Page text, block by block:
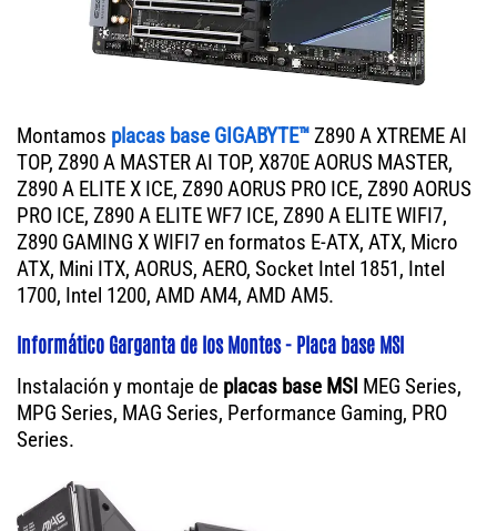
Montamos placas base GIGABYTE™Z890 A XTREME AI
TOP, Z890 A MASTER AI TOP, X870E AORUS MASTER,
Z890 A ELITE X ICE, Z890 AORUS PRO ICE, Z890 AORUS
PRO ICE, Z890 A ELITE WF7 ICE, Z890 A ELITE WIFI7,
Z890 GAMING X WIFI7 en formatos E-ATX, ATX, Micro
ATX, Mini ITX, AORUS, AERO, Socket Intel 1851, Intel
1700, Intel 1200, AMD AM4, AMD AM5.
Informático Garganta de los Montes - Placa base MSI
Instalación y montaje de placas base MSI MEG Series,
MPG Series, MAG Series, Performance Gaming, PRO
Series.